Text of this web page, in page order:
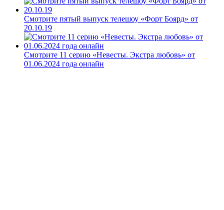
Смотрите пятый выпуск телешоу «Форт Боярд» от
20.10.19
Смотрите 11 серию «Невесты. Экстра любовь» от
01.06.2024 года онлайн